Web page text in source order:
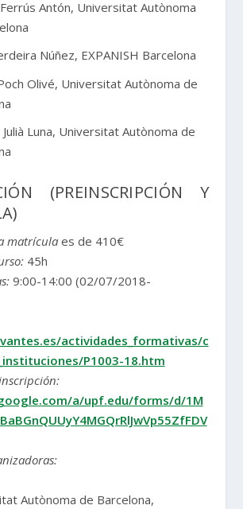
Antón, Universitat Autònoma
Núñez, EXPANISH Barcelona
Olivé, Universitat Autònoma de
Julià Luna, Universitat Autònoma de
(PREINSCRIPCIÓN Y
matrículaes de 410€
45h
9:00-14:00 (02/07/2018-
actividades_formativas/c
P1003-18.htm
a/upf.edu/forms/d/1M
Autònoma de Barcelona,